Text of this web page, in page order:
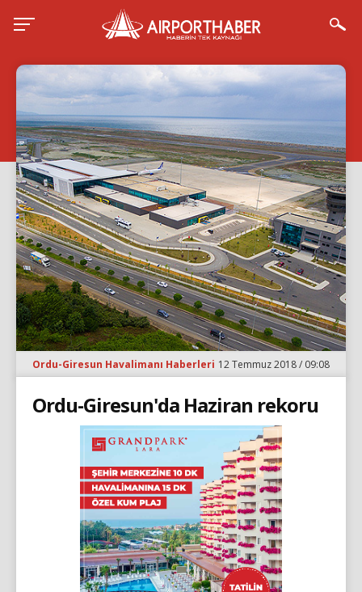
Ordu-Giresun Havalimanı Haberleri 12 Temmuz 2018 / 09:08
Ordu-Giresun'da Haziran rekoru